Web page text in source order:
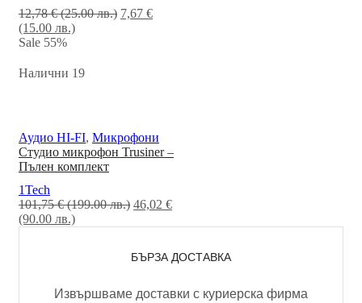
12,78€ (25.00 лв.) 7,67 €
(15.00 лв.)
Sale 55%
Налични 19
Аудио HI-FI, Микрофони
Студио микрофон Trusiner –
Пълен комплект
1Tech
101,75€ (199.00 лв.) 46,02 €
(90.00 лв.)
БЪРЗА ДОСТАВКА
Извършваме доставки с куриерска фирма